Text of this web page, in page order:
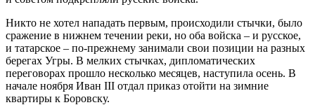
Никто не хотел нападать первым, происходили стычки, было
сражение в нижнем течении реки, но оба войска – и русское,
и татарское – по-прежнему занимали свои позиции на разных
берегах Угры. В мелких стычках, дипломатических
переговорах прошло несколько месяцев, наступила осень. В
начале ноября Иван III отдал приказ отойти на зимние
квартиры к Боровску.